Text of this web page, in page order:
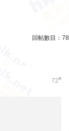
回帖數目： 78
72#